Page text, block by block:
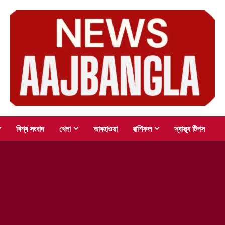
বিশ্ব সংবাদ খেলা আবহাওয়া রাশিফল স্বাস্থ্য টিপস